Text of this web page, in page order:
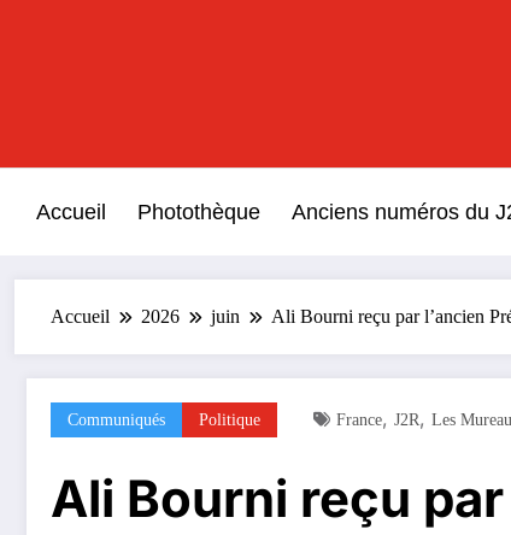
Accueil Photothèque Anciens numéros du
Accueil 2026 juin Ali Bourni reçu par l’ancien
Communiqués Politique France, J2R, Les
Ali Bourni reçu